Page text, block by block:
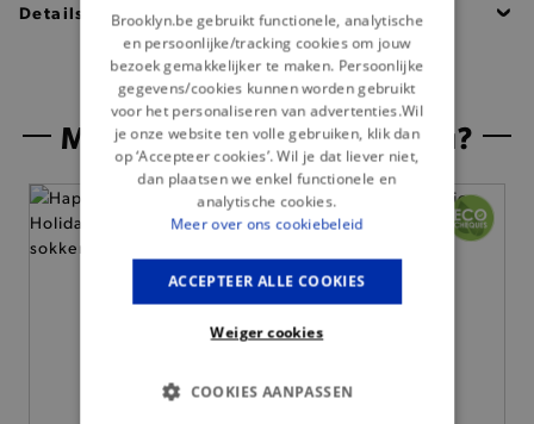
Details
Misschien is dit iets voor jou?
Brooklyn.be gebruikt functionele, analytische
en persoonlijke/tracking cookies om jouw
bezoek gemakkelijker te maken. Persoonlijke
gegevens/cookies kunnen worden gebruikt
voor het personaliseren van advertenties.Wil
je onze website ten volle gebruiken, klik dan
op ‘Accepteer cookies’. Wil je dat liever niet,
dan plaatsen we enkel functionele en
analytische cookies.
Meer over ons cookiebeleid
ACCEPTEER ALLE COOKIES
Weiger cookies
COOKIES AANPASSEN